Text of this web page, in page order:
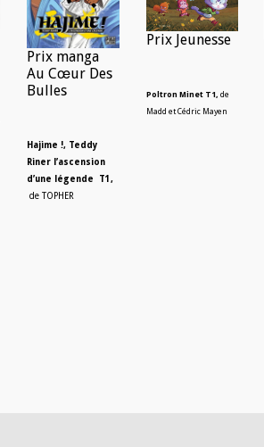
Prix manga
Au Cœur Des
Bulles
Hajime !, Teddy
Riner l’ascension
d’une légende T1,
de TOPHER
Prix Jeunesse
Poltron Minet T1, de
Madd et Cédric Mayen